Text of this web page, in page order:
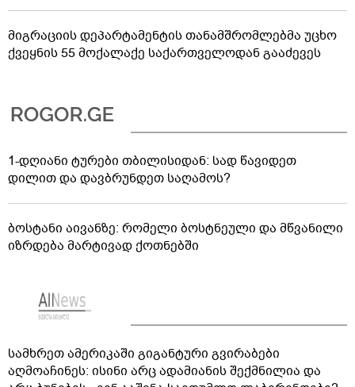
მიგრაციის დეპარტამენტის თანამშრომლებმა უცხო
ქვეყნის 55 მოქალაქე საქართველოდან გააძევეს
1-დღიანი ტურები თბილისიდან: სად წავიდეთ
დილით და დავბრუნდეთ საღამოს?
ბოსტანი აივანზე: რომელი ბოსტნეული და მწვანილი
იზრდება მარტივად ქოთნებში
სამხრეთ ამერიკაში გიგანტური გვირაბები
აღმოაჩინეს: ისინი არც ადამიანის შექმნილია და